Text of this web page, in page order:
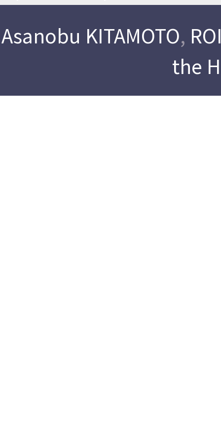
Asanobu KITAMOTO,
the